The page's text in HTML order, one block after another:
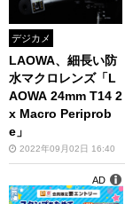
デジカメ
LAOWA、細長い防
水マクロレンズ「L
AOWA 24mm T14 2
x Macro Periprob
e」
2022年09月02日 16:40
AD